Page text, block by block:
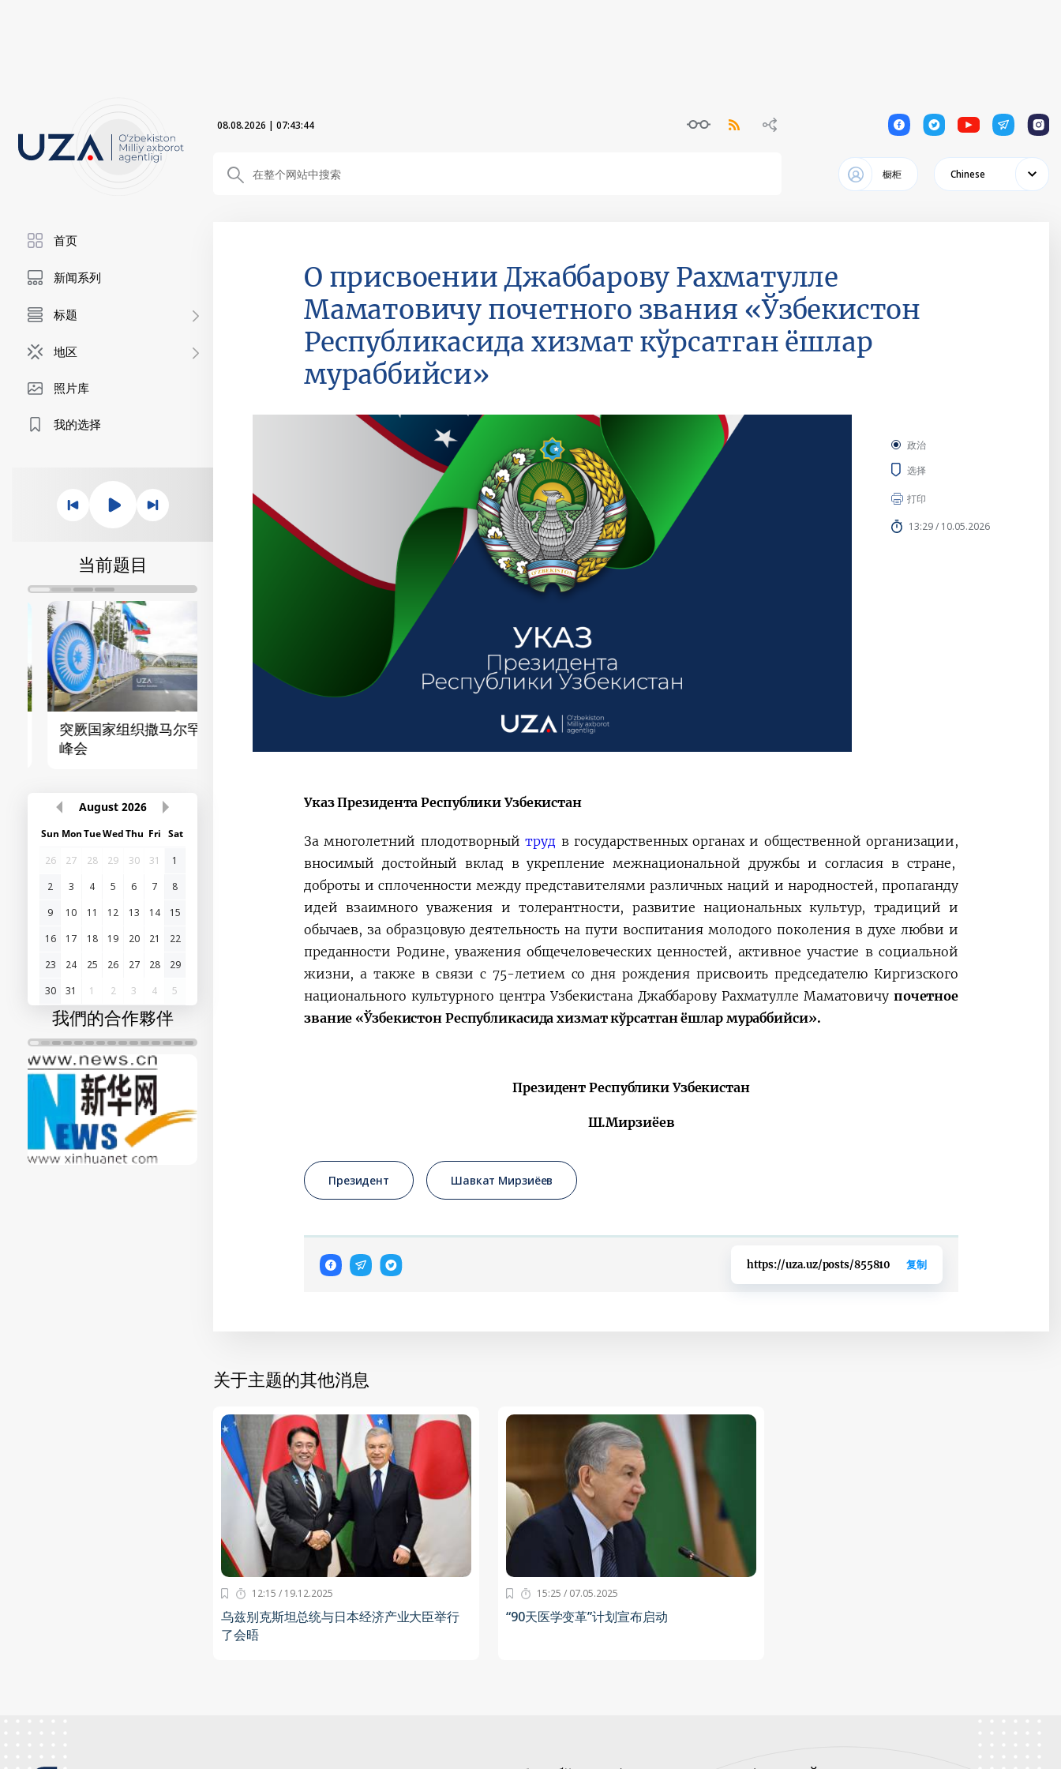
08.08.2026 | 07:43:45 1 1 1 1 1
橱柜 Chinese
首页
新闻系列
标题
地区
照片库
我的选择
当前题目
突厥国家组织撒马尔罕
峰会
August 2026
Sun MonTueWedThu Fri Sat
26
27 28 29 30 31
1
2
3 4 5 6 7
8
9
10 11 12 13 14
15
16
17 18 19 20 21
22
23
24 25 26 27 28
29
30
31 1 2 3 4 5
我們的合作夥伴
О присвоении Джаббарову Рахматулле
Маматовичу почетного звания «Ўзбекистон
Республикасида хизмат кўрсатган ёшлар
мураббийси»
政治
选择
打印
13:29 / 10.05.2026
Указ Президента Республики Узбекистан
За многолетний плодотворныйтруд в государственных органах и общественной организации,
вносимый достойный вклад в укрепление межнациональной дружбы и согласия в стране,
доброты и сплоченности между представителями различных наций и народностей, пропаганду
идей взаимного уважения и толерантности, развитие национальных культур, традиций и
обычаев, за образцовую деятельность на пути воспитания молодого поколения в духе любви и
преданности Родине, уважения общечеловеческих ценностей, активное участие в социальной
жизни, а также в связи с 75-летием со дня рождения присвоить председателю Киргизского
национального культурного центра Узбекистана Джаббарову Рахматулле Маматовичу почетное
звание «Ўзбекистон Республикасида хизмат кўрсатган ёшлар мураббийси».
Президент Республики Узбекистан
Ш.Мирзиёев
Президент Шавкат Мирзиёев
https://uza.uz/posts/855810 复制
关于主题的其他消息
12:15 / 19.12.2025
乌兹别克斯坦总统与日本经济产业大臣举行
了会晤
15:25 / 07.05.2025
“90天医学变革”计划宣布启动